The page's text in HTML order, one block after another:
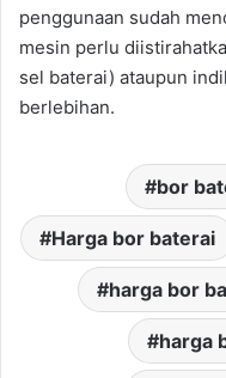
penggunaan sudah
mesin perlu
sel baterai) ataupun
berlebihan.
bor
Harga bor baterai
harga bor
harga